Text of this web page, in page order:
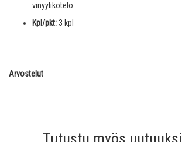
vinyylikotelo
Kpl/pkt:3 kpl
Arvostelut